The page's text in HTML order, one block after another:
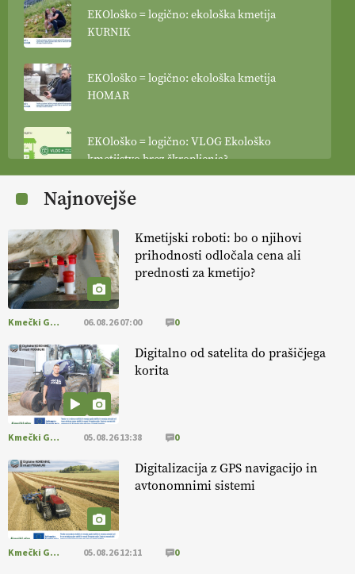
EKOloško = logično: ekološka kmetija
KURNIK
EKOloško = logično: ekološka kmetija
HOMAR
EKOloško = logično: VLOG Ekološko
kmetijstvo brez škropljenja?
EKOloško = logično: ekološka kmetija
KMETIJSKA LIGA PRVAKOV: POMLADITEV
KMETIJSKE EKIPE
KMETIJSKA LIGA PRVAKOV: UKRAJINA vs.
EVROPA
EKOloško = logično: ekološka kmetija
B'ZGAR
EKOloško = logično: ekološka kmetija PR'
RAKARI
EKOloško = logično: STROKOVNA OKROGLA
MIZA "Zakaj so ekološki proizvodi
podcenjeni?"
Najnovejše
Kmetijski roboti: bo o njihovi
prihodnosti odločala cena ali
prednosti za kmetijo?
Kmečki Glas 06.08.26 07:00 0
Digitalno od satelita do prašičjega
korita
Kmečki Glas 05.08.26 13:38 0
Digitalizacija z GPS navigacijo in
avtonomnimi sistemi
Kmečki Glas 05.08.26 12:11 0